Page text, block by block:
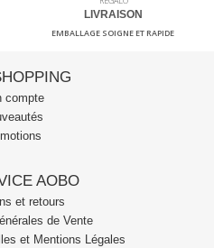
LIVRAISON
EMBALLAGE SOIGNE ET RAPIDE
compte
AOBO
et retours
de Vente
et Mentions Légales